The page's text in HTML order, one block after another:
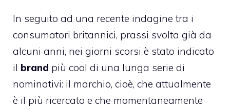
In seguito ad una recente indagine tra i
consumatori britannici, prassi svolta già da
alcuni anni, nei giorni scorsi è stato indicato
il brand più cool di una lunga serie di
nominativi: il marchio, cioè, che attualmente
è il più ricercato e che momentaneamente